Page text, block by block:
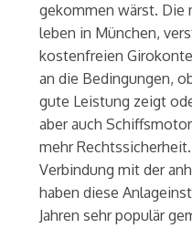
gekommen wärst. Die
leben in München,
kostenfreien
an die Bedingungen,
gute Leistung zeigt
aber auch
mehr
Verbindung mit der
haben diese
Jahren sehr populär